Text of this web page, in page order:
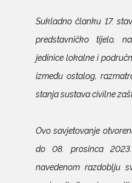
Sukladno članku 17.
predstavničko tijelo,
jedinice lokalne i
između ostalog,
stanja sustava civilne
Ovo savjetovanje
do 08. prosinca
navedenom razdoblju